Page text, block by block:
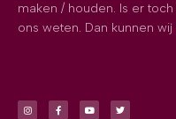
maken / houden. Is er
ons weten. Dan kunnen